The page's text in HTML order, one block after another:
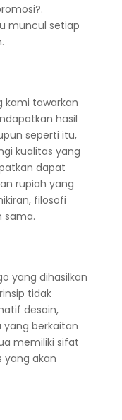
muncul setiap
kami tawarkan
hasil
seperti itu,
kualitas yang
dapat
rupiah yang
filosofi
sama.
yang dihasilkan
tidak
desain,
yang berkaitan
memiliki sifat
yang akan